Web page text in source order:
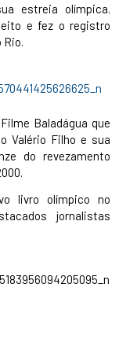
estreia olímpica.
e fez o registro
Baladágua que
Valério Filho e sua
do revezamento
livro olímpico no
jornalistas